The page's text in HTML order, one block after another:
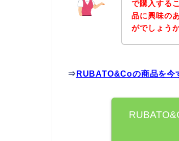
で購入する
品に興味の
がでしょう
⇒ RUBATO&Coの商品を今